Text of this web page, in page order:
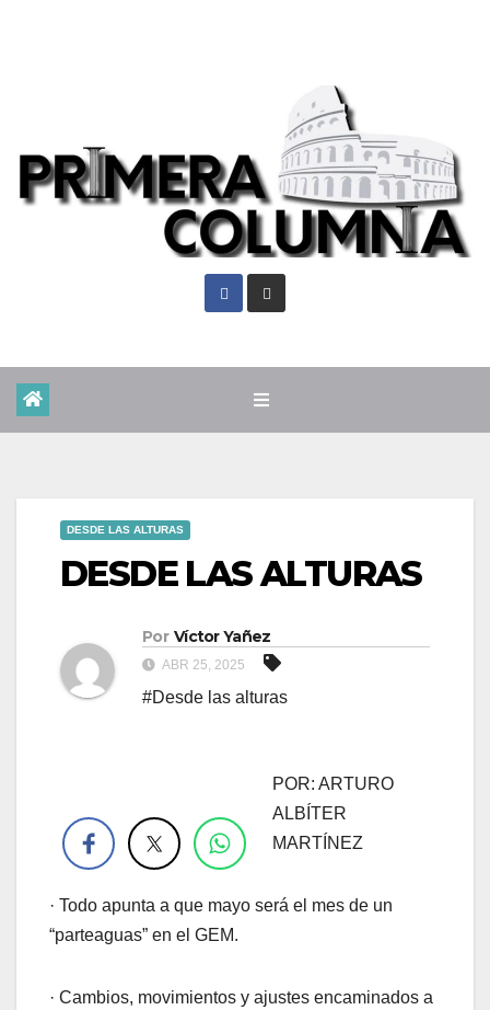
DESDE LAS ALTURAS
DESDE LAS ALTURAS
Por Víctor Yañez
ABR 25, 2025
#Desde las alturas
POR: ARTURO
ALBÍTER
MARTÍNEZ
· Todo apunta a que mayo será el mes de un
“parteaguas” en el GEM.
· Cambios, movimientos y ajustes encaminados a